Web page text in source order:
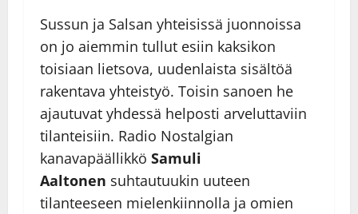
Sussun ja Salsan yhteisissä juonnoissa
on jo aiemmin tullut esiin kaksikon
toisiaan lietsova, uudenlaista sisältöä
rakentava yhteistyö. Toisin sanoen he
ajautuvat yhdessä helposti arveluttaviin
tilanteisiin. Radio Nostalgian
kanavapäällikkö Samuli
Aaltonen suhtautuukin uuteen
tilanteeseen mielenkiinnolla ja omien